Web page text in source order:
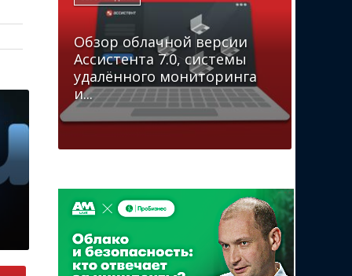
Обзор облачной версии
Ассистента 7.0, системы
удалённого мониторинга
и...